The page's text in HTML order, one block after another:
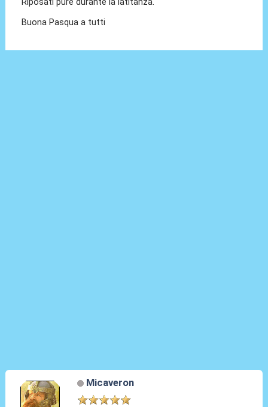
Buona Pasqua a tutti
Micaveron